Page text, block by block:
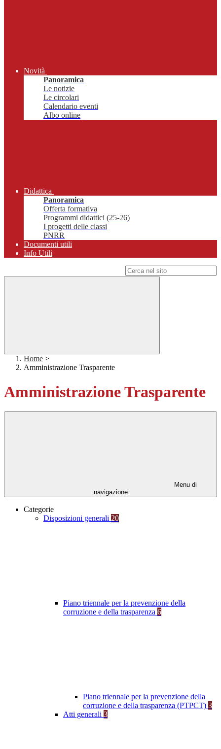
Novità
Panoramica
Le notizie
Le circolari
Calendario eventi
Albo online
Didattica
Panoramica
Offerta formativa
Programmi didattici (25-26)
I progetti delle classi
PNRR
Documenti utili
Info Utili
Home >
Amministrazione Trasparente
Amministrazione Trasparente
Menu di
navigazione
Categorie
Disposizioni generali 20
Piano triennale per la prevenzione della
corruzione e della trasparenza 6
Piano triennale per la prevenzione della
corruzione e della trasparenza (PTPCT) 3
Atti generali 3